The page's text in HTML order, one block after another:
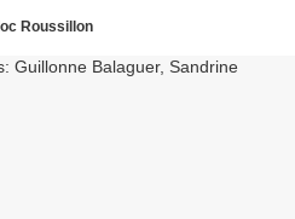
Roussillon